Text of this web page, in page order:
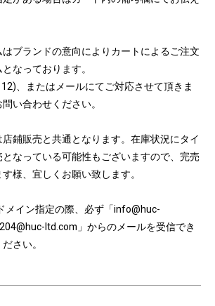
ブランドの意向によりカートによるご注文
なっております。
、またはメールにてご対応させて頂きま
い合わせください。
鋪販売と共通となります。在庫状況にタイ
なっている可能性もございますので、完売
様、宜しくお願い致します。
メイン指定の際、必ず「info@huc-
ltd.com」からのメールを受信でき
さい。